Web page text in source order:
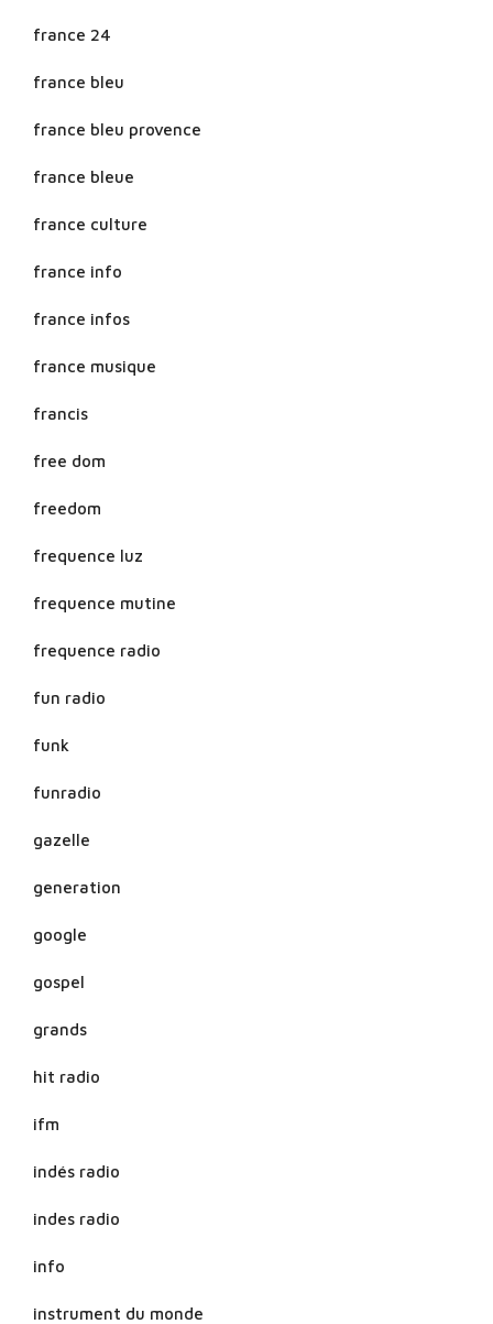
france 24
france bleu
france bleu provence
france bleue
france culture
france info
france infos
france musique
francis
free dom
freedom
frequence luz
frequence mutine
frequence radio
fun radio
funk
funradio
gazelle
generation
google
gospel
grands
hit radio
ifm
indés radio
indes radio
info
instrument du monde